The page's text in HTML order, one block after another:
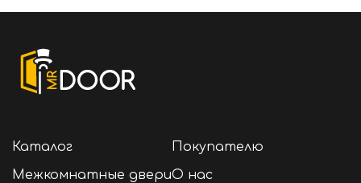
Каталог
Межкомнатные двери
Покупателю
О нас